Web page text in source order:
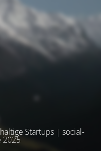
Startups | social-
2025